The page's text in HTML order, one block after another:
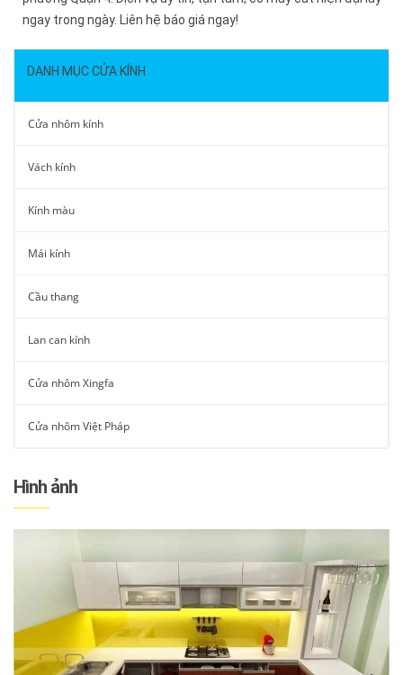
ngay trong ngày. Liên hệ báo giá ngay!
DANH MỤC CỬA KÍNH
Cửa nhôm kính
Vách kính
Kính màu
Mái kính
Cầu thang
Lan can kính
Cửa nhôm Xingfa
Cửa nhôm Việt Pháp
Hình ảnh